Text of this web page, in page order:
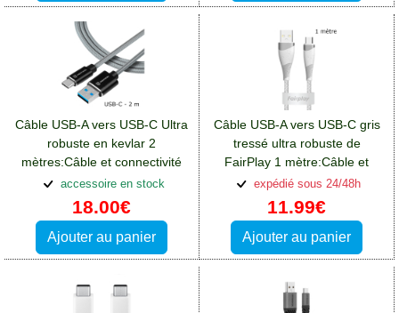
Câble USB-A vers USB-C Ultra
robuste en kevlar 2
mètres:Câble et connectivité
Blackberry Key2
accessoire en stock
18.00€
Ajouter au panier
Câble USB-A vers USB-C gris
tressé ultra robuste de
FairPlay 1 mètre:Câble et
connectivité Blackberry Key2
expédié sous 24/48h
11.99€
Ajouter au panier